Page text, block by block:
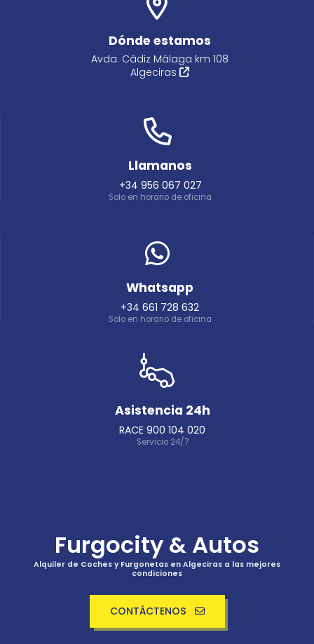
Dónde estamos
Avda. Cádiz Málaga km 108
Algeciras
Llamanos
+34 956 067 027
Solo en horario de oficina
Whatsapp
+34 661 728 632
Solo en horario de oficina
Asistencia 24h
RACE 900 104 020
Servicio 24/7
Furgocity & Autos
Alquiler de Coches y Furgonetas en Algeciras a las mejores
condiciones
CONTÁCTENOS